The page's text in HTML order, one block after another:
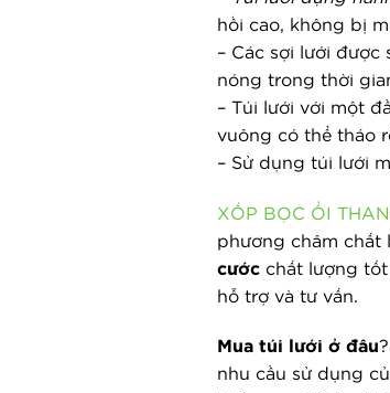
hồi cao, không bị
– Các sợi lưới
nóng trong thời
– Túi lưới với một
vuông có thể tháo
– Sử dụng túi lưới
XỐP BỌC ỔI
phương châm chất
cước chất lượng tốt
hỗ trợ và tư vấn.
Mua túi lưới ở đâu
nhu cầu sử dụng